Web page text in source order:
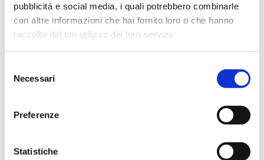
pubblicità e social media, i quali potrebbero combinarle
con altre informazioni che hai fornito loro o che hanno
raccolto dal tuo utilizzo dei loro servizi.
delNecessari
Preferenze
Statistiche
L'utilizzo di tutte le attrezzature della nave: piscine,
lettini, teli mare, palestra, vasche idromassaggio,
biblioteca, discoteca.
Le bevande, le escursioni a terra nel corso della crociera,
Tasse portuali
trattamenti estetici, medico, navigazione internet,
lavanderia).